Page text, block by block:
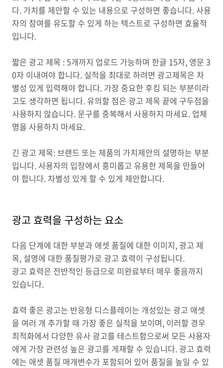
다. 가치를 제안할 수 있는 내용으로 구성하면 좋습니다. 사용
자의 참여를 유도할 수 있게 하는 텍스트로 구성하면 효율적
입니다.
짧은 광고 제목 : 5개까지 업로드 가능하며 한글 15자, 영문 3
0자 이내여야 합니다. 실적을 최대로 하려면 광고제목은 차
별성 있게 입력해야 합니다. 가장 중요한 후킹 되는 부분이라
고도 생각하면 됩니다. 유의할 점은 광고 제목 끝에 구두점을
사용하지 않습니다. 문구를 중복해서 사용하지 마세요. 업체
명을 사용하지 마세요.
긴 광고 제목: 브랜드 또는 제품의 가치제안의 설명하는 부분
입니다. 사용자의 입장에서 흥미롭고 유용한 제목을 만들어
야 합니다. 차별성 있게 할 수 있게 제안합니다.
광고 효력을 구성하는 요소
다음 단계에 대한 부분과 애셋 품질에 대한 이미지, 광고 제
목, 설명에 대한 품질평가로 광고 효력이 구성됩니다.
광고 효력은 전반적인 등급으로 미완료부터 매우 좋음까지
있습니다.
효력 좋은 광고는 반응형 디스플레이는 개성있는 광고 애셋
을 여러 개 추가할 때 가장 좋은 실적을 보이며, 이러할 경우
최적화에서 다양한 유사 광고를 테스트함으로써 모든 사용자
에게 가장 관련성 높은 광고를 게재할 수 있습니다. 광고 효력
에는 애셋 품질 매개변수가 포함되어 있어 품질을 높일 수 있